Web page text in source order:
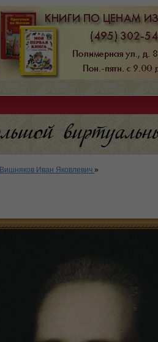
Вишняков Иван Яковлевич »